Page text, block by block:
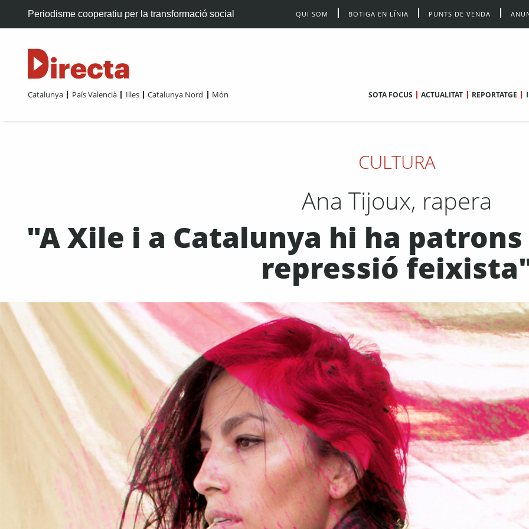
Periodisme cooperatiu per la transformació social QUI SOM BOTIGA EN LÍNIA PUNTS DE VENDA
Catalunya País Valencià Illes Catalunya Nord Món SOTA FOCUS ACTUALITAT REPORTATGE
CULTURA
Ana Tijoux, rapera
"A Xile i a Catalunya hi ha
repressió